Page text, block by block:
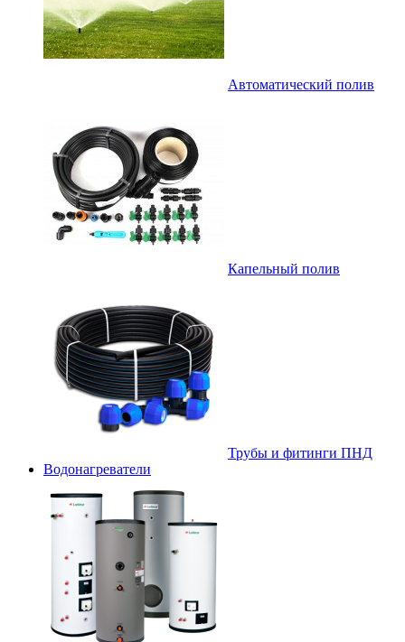
Автоматический полив
Капельный полив
Трубы и фитинги ПНД
Водонагреватели